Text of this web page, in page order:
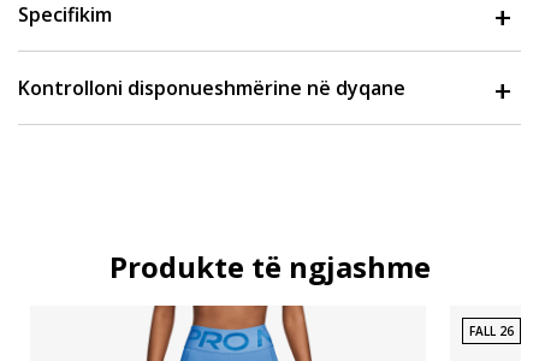
Specifikim
Kontrolloni disponueshmërine në dyqane
Produkte të ngjashme
FALL 26